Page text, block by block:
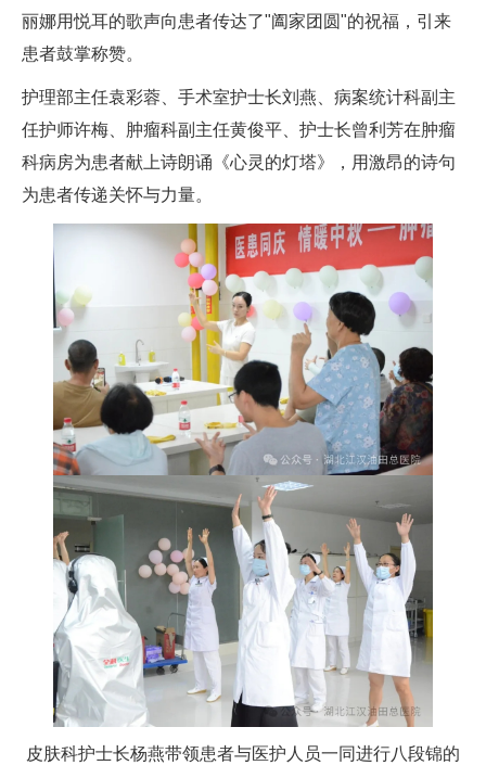
丽娜用悦耳的歌声向患者传达了"阖家团圆"的祝福，引来
患者鼓掌称赞。
护理部主任袁彩蓉、手术室护士长刘燕、病案统计科副主
任护师许梅、肿瘤科副主任黄俊平、护士长曾利芳在肿瘤
科病房为患者献上诗朗诵《心灵的灯塔》，用激昂的诗句
为患者传递关怀与力量。
皮肤科护士长杨燕带领患者与医护人员一同进行八段锦的